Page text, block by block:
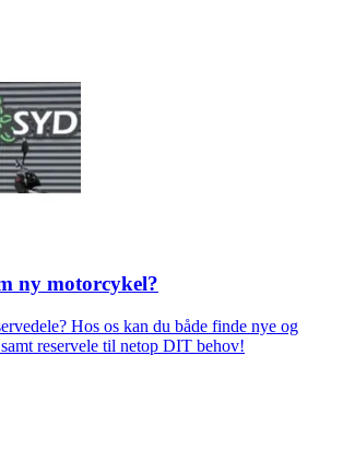
ny motorcykel?
Hos os kan du både finde nye og
reservele til netop DIT behov!